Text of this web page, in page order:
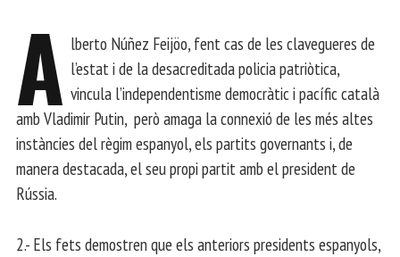
A lberto Núñez Feijöo, fent cas de les clavegueres de
l’estat i de la desacreditada policia patriòtica,
vincula l’independentisme democràtic i pacífic català
amb Vladimir Putin, però amaga la connexió de les més altes
instàncies del règim espanyol, els partits governants i, de
manera destacada, el seu propi partit amb el president de
Rússia.
2.- Els fets demostren que els anteriors presidents espanyols,